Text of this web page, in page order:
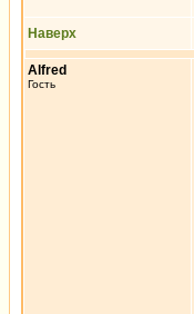
Наверх
Alfred
Гость